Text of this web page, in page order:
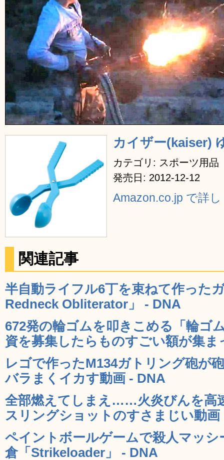
カイザー(kaiser)
カテゴリ: スポーツ用品
発売日: 2012-12-12
Amazon.co.jp で詳
関連記事
半自動ライフル6丁を束ねて作った
Redneck Obliterator」 - DNA
672発の輪ゴムを叩きこめる「輪ゴ
資を募集したらものすごい額が集ま
レゴで作ったM134ガトリング砲が
バラまくイカす動画 - DNA
全部燃えてしまえ……火炎びんを高
スリングショットのすさまじい動画
ペイントボールゲームで殺人マッ
倉「Strikeloader」 - DNA